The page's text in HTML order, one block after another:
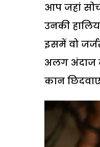
आप जहां
उनकी
इसमें वो
अलग अंदाज
कान